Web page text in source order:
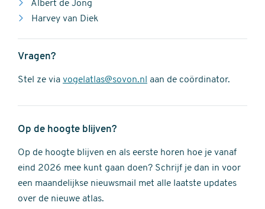
Albert de Jong
Harvey van Diek
Vragen?
Stel ze via vogelatlas@sovon.nl aan de coördinator.
Op de hoogte blijven?
Op de hoogte blijven en als eerste horen hoe je vanaf
eind 2026 mee kunt gaan doen? Schrijf je dan in voor
een maandelijkse nieuwsmail met alle laatste updates
over de nieuwe atlas.